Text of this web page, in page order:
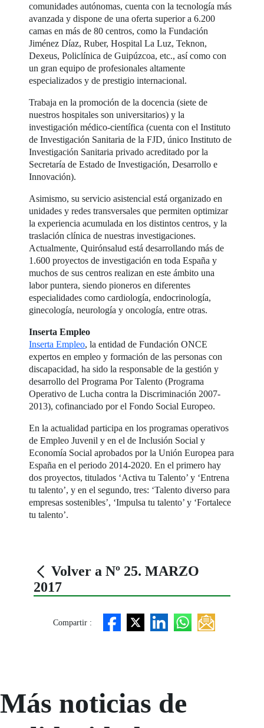
comunidades autónomas, cuenta con la tecnología más
avanzada y dispone de una oferta superior a 6.200
camas en más de 80 centros, como la Fundación
Jiménez Díaz, Ruber, Hospital La Luz, Teknon,
Dexeus, Policlínica de Guipúzcoa, etc., así como con
un gran equipo de profesionales altamente
especializados y de prestigio internacional.
Trabaja en la promoción de la docencia (siete de
nuestros hospitales son universitarios) y la
investigación médico-científica (cuenta con el Instituto
de Investigación Sanitaria de la FJD, único Instituto de
Investigación Sanitaria privado acreditado por la
Secretaría de Estado de Investigación, Desarrollo e
Innovación).
Asimismo, su servicio asistencial está organizado en
unidades y redes transversales que permiten optimizar
la experiencia acumulada en los distintos centros, y la
traslación clínica de nuestras investigaciones.
Actualmente, Quirónsalud está desarrollando más de
1.600 proyectos de investigación en toda España y
muchos de sus centros realizan en este ámbito una
labor puntera, siendo pioneros en diferentes
especialidades como cardiología, endocrinología,
ginecología, neurología y oncología, entre otras.
Inserta Empleo
Inserta Empleo, la entidad de Fundación ONCE
expertos en empleo y formación de las personas con
discapacidad, ha sido la responsable de la gestión y
desarrollo del Programa Por Talento (Programa
Operativo de Lucha contra la Discriminación 2007-
2013), cofinanciado por el Fondo Social Europeo.
En la actualidad participa en los programas operativos
de Empleo Juvenil y en el de Inclusión Social y
Economía Social aprobados por la Unión Europea para
España en el periodo 2014-2020. En el primero hay
dos proyectos, titulados ‘Activa tu Talento’ y ‘Entrena
tu talento’, y en el segundo, tres: ‘Talento diverso para
empresas sostenibles’, ‘Impulsa tu talento’ y ‘Fortalece
tu talento’.
Volver a Nº 25. MARZO
2017
Compartir :
Más noticias de